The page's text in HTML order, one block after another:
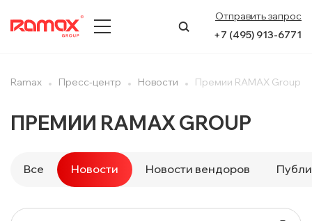
Отправить запрос
+7 (495) 913-6771
УСЛУГИ
КЕЙСЫ
Ramax Пресс-центр Новости Премии RAMAX Group
ПРЕМИИ RAMAX GROUP
Все Новости Новости вендоров